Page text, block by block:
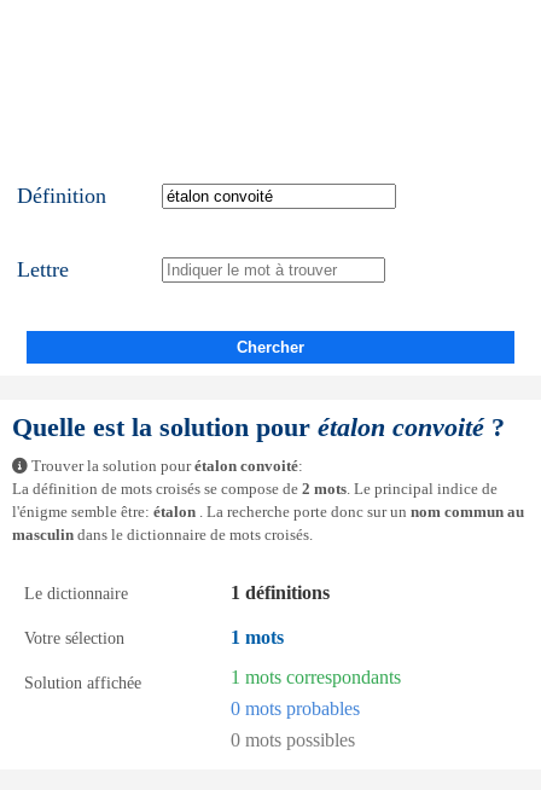
Définition
Lettre
Chercher
Quelle est la solution pour étalon convoité?
Trouver la solution pourétalon convoité:
La définition de mots croisés se compose de 2 mots. Le principal indice de
l'énigme semble être: étalon . La recherche porte donc sur un nom commun au
masculin dans le dictionnaire de mots croisés.
Le dictionnaire 1 définitions
Votre sélection 1 mots
Solution affichée
1 mots correspondants
0 mots probables
0 mots possibles